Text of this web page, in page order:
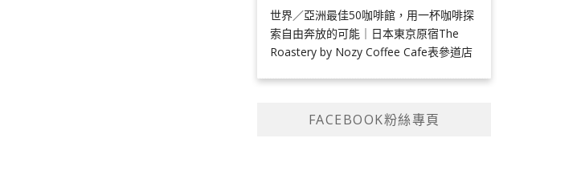
世界／亞洲最佳50咖啡館，用一杯咖啡探
索自由奔放的可能｜日本東京原宿The
Roastery by Nozy Coffee Cafe表參道店
FACEBOOK粉絲專頁